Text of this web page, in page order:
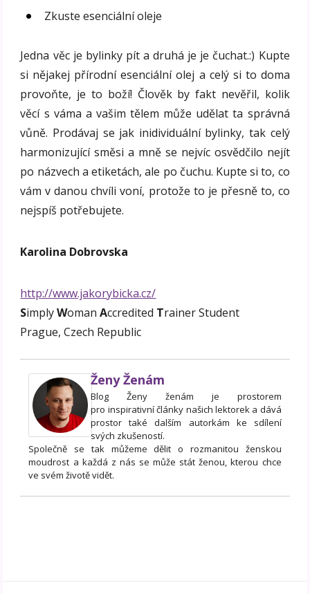
Zkuste esenciální oleje
Jedna věc je bylinky pít a druhá je je čuchat.:) Kupte
si nějakej přírodní esenciální olej a celý si to doma
provoňte, je to boží! Člověk by fakt nevěřil, kolik
věcí s váma a vašim tělem může udělat ta správná
vůně. Prodávaj se jak inidividuální bylinky, tak celý
harmonizující směsi a mně se nejvíc osvědčilo nejít
po názvech a etiketách, ale po čuchu. Kupte si to, co
vám v danou chvíli voní, protože to je přesně to, co
nejspíš potřebujete.
Karolina Dobrovska
http://www.jakorybicka.cz/
SimplyWomanAccredited Trainer Student
Prague, Czech Republic
Ženy Ženám
Blog Ženy ženám je prostorem
pro inspirativní články našich lektorek a dává
prostor také dalším autorkám ke sdílení
svých zkušeností.
Společně se tak můžeme dělit o rozmanitou ženskou
moudrost a každá z nás se může stát ženou, kterou chce
ve svém životě vidět.